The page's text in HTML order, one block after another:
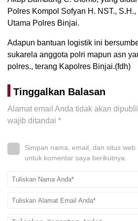
Polres Kompol Sofyan H. NST.,
Utama Polres Binjai.
Adapun bantuan logistik ini
sukarela anggota polri mapun asn
polres., terang Kapolres Binjai.(fdh)
Tinggalkan Balasan
Alamat email Anda tidak akan
wajib ditandai *
Simpan nama, email, dan situs
untuk komentar saya berikutnya.